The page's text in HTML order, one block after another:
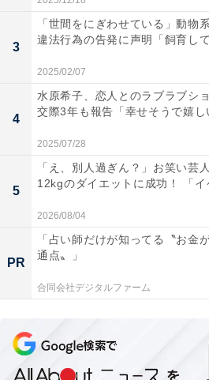
3
「世間をにぎわせている」動物
違法行為の告発に声明「飼育し
2025/02/07
4
水原希子、恋人とのラブラブシ
交際3年も報告「幸せそうで嬉
2025/07/28
5
「え、別人過ぎん？」お笑い芸
12kgのダイエットに成功！ 「
2026/08/04
PR
「占い師だけが知ってる〝お金
通点〟」
合同会社デジタルファーム